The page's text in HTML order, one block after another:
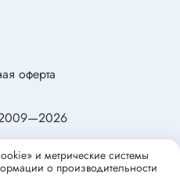
персональных данных
оферта
и метрические системы
о производительности